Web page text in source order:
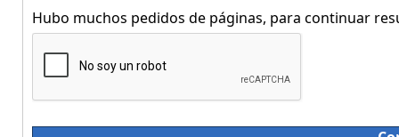
Hubo muchos pedidos de páginas, para continuar